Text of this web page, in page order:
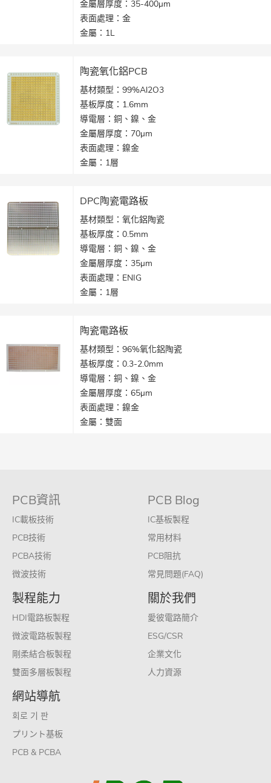
金屬層厚度：35-400μm
表面處理：金
金屬：1L
陶瓷氧化鋁PCB
基材類型：99%Al2O3
基板厚度：1.6mm
導電層：銅、鎳、金
金屬層厚度：70μm
表面處理：鎳金
金屬：1層
應用：大功率元件
DPC陶瓷電路板
基材類型：氧化鋁陶瓷
基板厚度：0.5mm
導電層：銅、鎳、金
金屬層厚度：35μm
表面處理：ENIG
金屬：1層
生產工藝：DPC陶瓷
應用：LED燈
陶瓷電路板
基材類型：96%氧化鋁陶瓷
基板厚度：0.3-2.0mm
導電層：銅、鎳、金
金屬層厚度：65μm
表面處理：鎳金
金屬：雙面
PCB資訊
IC載板技術
PCB技術
PCBA技術
微波技術
PCB Blog
IC基板製程
常用材料
PCB阻抗
常見問題(FAQ)
製程能力
HDI電路板製程
微波電路板製程
剛柔結合板製程
雙面多層板製程
關於我們
愛彼電路簡介
ESG/CSR
企業文化
人力資源
網站導航
회로 기 판
プリント基板
PCB & PCBA